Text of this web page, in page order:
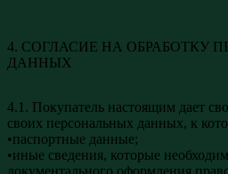
4. СОГЛАСИЕ НА ОБРАБОТКУ
ДАННЫХ
4.1. Покупатель настоящим дает
своих персональных данных, к
•паспортные данные;
•иные сведения, которые